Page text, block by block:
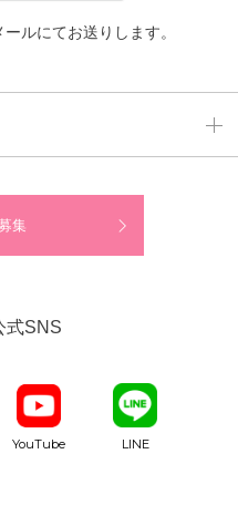
ルにてお送りします。
集
式SNS
YouTube LINE